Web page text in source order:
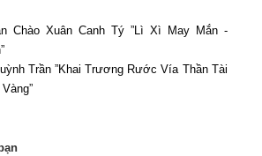
Chào Xuân Canh Tý ”Lì Xì May Mắn -
Trần ”Khai Trương Rước Vía Thần Tài